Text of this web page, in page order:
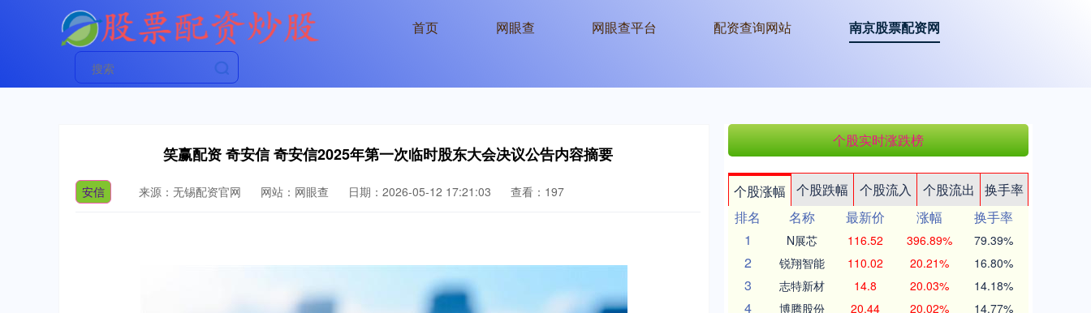
首页 网眼查 网眼查平台 配资查询网站 南京股票配资网
笑赢配资 奇安信 奇安信2025年第一次临时股东大会决议公告内容摘要
安信 来源：无锡配资官网 网站：网眼查 日期：2026-05-12 17:21:03 查看：197
个股实时涨跌榜
个股涨幅 个股跌幅 个股流入 个股流出
换手率
排名
名称 最新价 涨幅
换手率
1
N展芯 116.52 396.89% 79.39%
2 锐翔智能 110.02 20.21% 16.80%
3 志特新材 14.8 20.03% 14.18%
4 博腾股份 20.44 20.02% 14.77%